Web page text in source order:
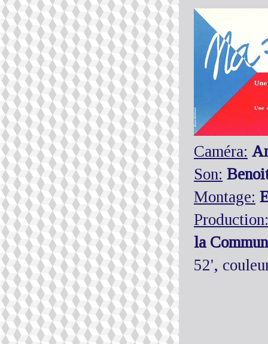
Caméra:
Son:
Montage:
Production:
la
52',